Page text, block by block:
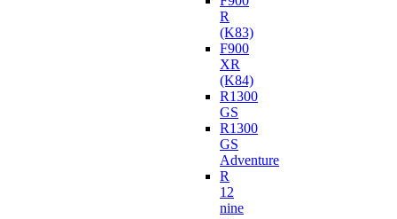
R
(K83)
F900
XR
(K84)
R1300
GS
R1300
GS
Adventure
R
12
nine